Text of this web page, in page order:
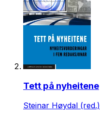
Tett på nyheitene
Steinar Høydal (red.)